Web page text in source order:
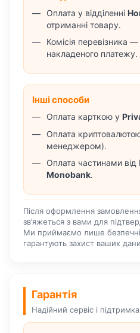
Оплата у відділенні
отриманні товару.
Комісія перевізника —
накладеного платежу.
Інші способи
Оплата карткою у
Оплата
менеджером).
Оплата частинами від
Monobank.
Після оформлення
зв’яжеться з вами для
Ми приймаємо лише
гарантують захист ваших
Гарантія
Надійний сервіс і